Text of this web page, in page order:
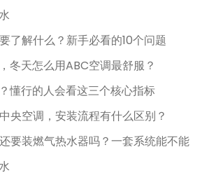
了解什么？新手必看的10个问题
冬天怎么用ABC空调最舒服？
懂行的人会看这三个核心指标
央空调，安装流程有什么区别？
要装燃气热水器吗？一套系统能不能